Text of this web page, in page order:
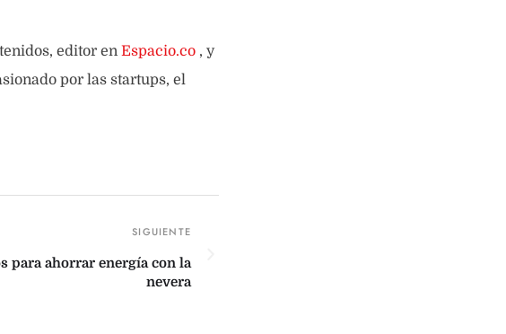
editor en Espacio.co , y
por las startups, el
para ahorrar energía con la
nevera